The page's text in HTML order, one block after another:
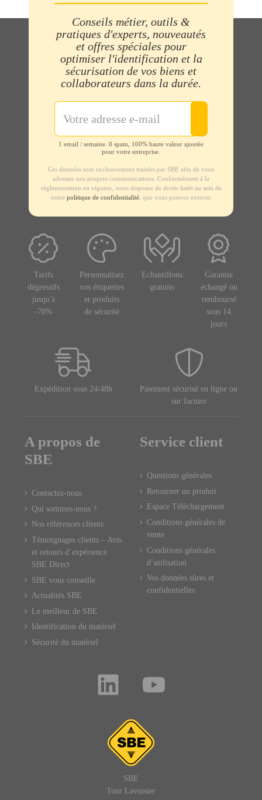
Conseils métier, outils &
pratiques d'experts, nouveautés
et offres spéciales pour
optimiser l'identification et la
sécurisation de vos biens et
collaborateurs dans la durée.
1 email / semaine. 0 spam, 100% haute valeur ajoutée
pour votre entreprise.
Ces données sont exclusivement traitées par SBE afin de vous
adresser nos propres communications. Conformément à la
règlementation en vigueur, vous disposez de droits listés au sein de
notre politique de confidentialité, que vous pouvez exercer.
Tarifs
dégressifs
jusqu'à
-70%
Personnalisez
vos étiquettes
et produits
de sécurité
Echantillons
gratuits
Garantie
échangé ou
remboursé
sous 14
jours
Expédition sous 24/48h
Paiement sécurisé en ligne ou
sur facture
A propos de
SBE
Contactez-nous
Qui sommes-nous ?
Nos références clients
Témoignages clients – Avis
et retours d’expérience
SBE Direct
SBE vous conseille
Actualités SBE
Le meilleur de SBE
Identification du matériel
Sécurité du matériel
Service client
Questions générales
Retourner un produit
Espace Téléchargement
Conditions générales de
vente
Conditions générales
d’utilisation
Vos données sûres et
confidentielles
SBE
Tour Lavoisier